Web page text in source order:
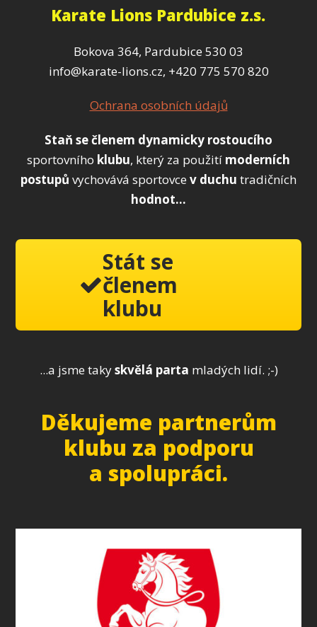
Karate Lions Pardubice z.s.
Bokova 364, Pardubice 530 03
info@karate-lions.cz, +420 775 570 820
Ochrana osobních údajů
Staň se členem dynamicky rostoucího
sportovního klubu, který za použití moderních
postupů vychovává sportovce v duchu tradičních
hodnot...
Stát se
členem
klubu
...a jsme takyskvělá parta mladých lidí. ;-)
Děkujeme partnerům
klubu za podporu
a spolupráci.